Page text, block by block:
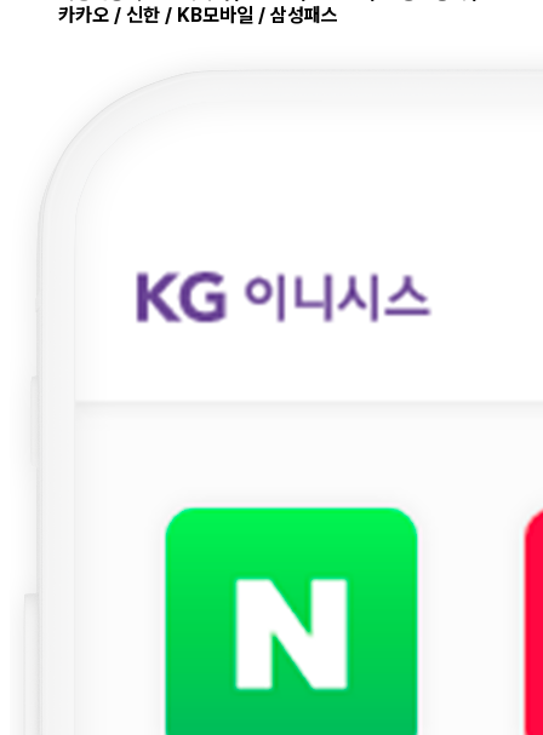
카카오 / 신한 / KB모바일 / 삼성패스